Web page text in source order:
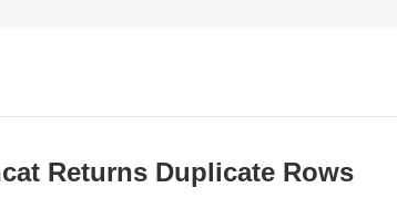
Returns Duplicate Rows